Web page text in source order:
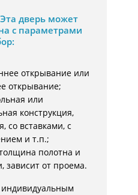
Эта дверь может
с параметрами
открывание или
открывание;
или
конструкция,
со вставками, с
и т.п.;
полотна и
зависит от проема.